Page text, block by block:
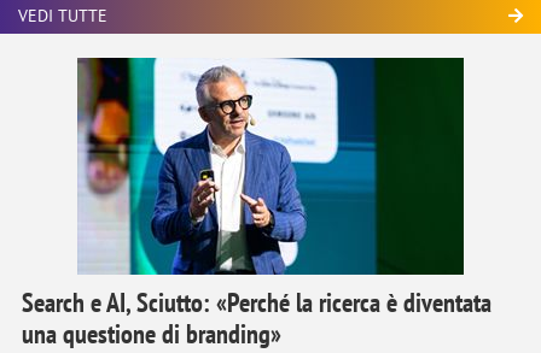
VEDI TUTTE
Search e AI, Sciutto: «Perché la ricerca è diventata
una questione di branding»